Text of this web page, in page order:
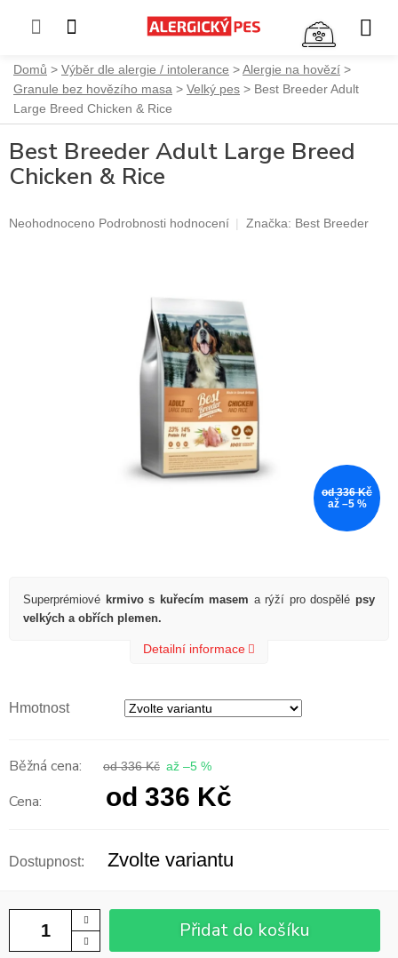
Přejít
obsah
Domů Výběr dle alergie / intolerance
Alergie na hovězí
Granule bez hovězího masa
Velký pes
Best Breeder Adult
Large Breed Chicken & Rice
Best Breeder Adult Large Breed
Chicken & Rice
Průměrné
Neohodnoceno Podrobnosti hodnocení Značka: Best Breeder
od 336 Kč
až –5 %
od 336 Kč až –5 %
od 336 Kč
Zvolte variantu
Hmotnost
Přidat do košíku
Superprémiové krmivo s kuřecím masem a rýží pro dospělépsy
velkých a obřích plemen.
Detailní informace